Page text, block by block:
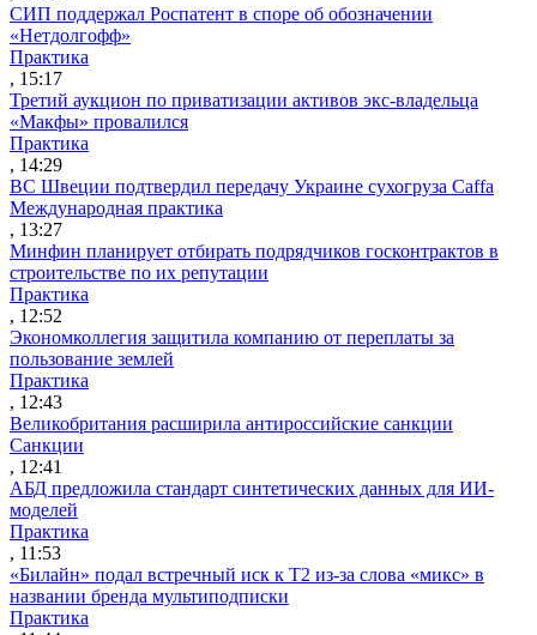
СИП поддержал Роспатент в споре об обозначении
«Нетдолгофф»
Практика
, 15:17
Третий аукцион по приватизации активов экс-владельца
«Макфы» провалился
Практика
, 14:29
ВС Швеции подтвердил передачу Украине сухогруза Caffa
Международная практика
, 13:27
Минфин планирует отбирать подрядчиков госконтрактов в
строительстве по их репутации
Практика
, 12:52
Экономколлегия защитила компанию от переплаты за
пользование землей
Практика
, 12:43
Великобритания расширила антироссийские санкции
Санкции
, 12:41
АБД предложила стандарт синтетических данных для ИИ-
моделей
Практика
, 11:53
«Билайн» подал встречный иск к Т2 из-за слова «микс» в
названии бренда мультиподписки
Практика